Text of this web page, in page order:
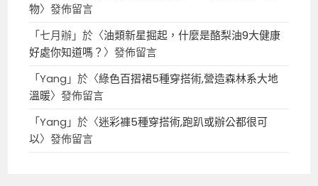
物〉發佈留言
「七月辦」於〈油類新星掘起，什麼是酪梨油9大健康
好處你知道嗎？ 〉發佈留言
「Yang 」於〈綠色百摺裙5種穿搭術,營造森林系大地
溫暖〉發佈留言
「Yang 」於〈迷彩褲5種穿搭術,跑趴或辦公都很可
以〉發佈留言